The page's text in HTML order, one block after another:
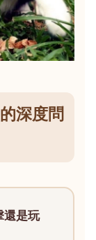
深度問
還是玩